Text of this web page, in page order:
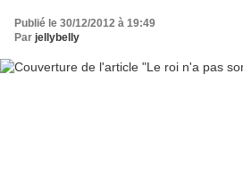
Publié le 30/12/2012 à 19:49
Par jellybelly